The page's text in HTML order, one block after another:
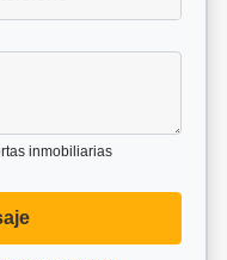
inmobiliarias